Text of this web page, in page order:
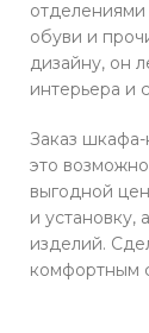
обуви и
дизайну, он
интерьера и
Заказ шкафа-
это
выгодной
и установку,
изделий.
комфортным